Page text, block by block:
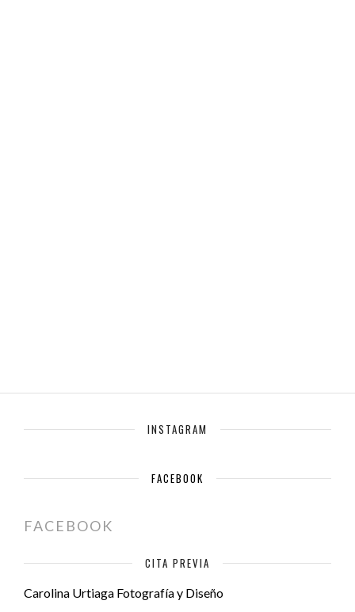
INSTAGRAM
FACEBOOK
FACEBOOK
CITA PREVIA
Carolina Urtiaga Fotografía y Diseño